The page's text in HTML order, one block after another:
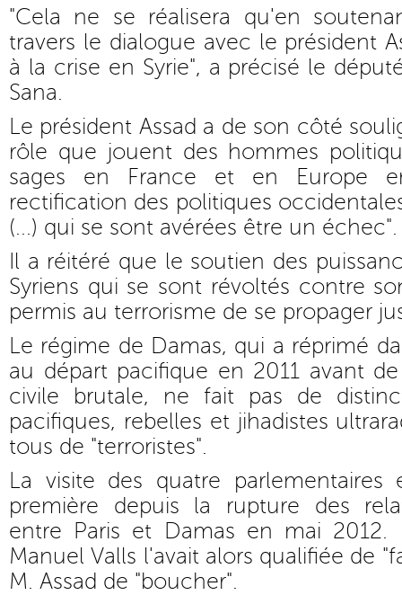
"Cela ne se réalisera qu'en
travers le dialogue avec le président
à la crise en Syrie", a précisé le
Sana.
Le président Assad a de son côté
rôle que jouent des hommes
sages en France et en Europe
rectification des politiques
(...) qui se sont avérées être un échec".
Il a réitéré que le soutien des
Syriens qui se sont révoltés contre
permis au terrorisme de se propager
Le régime de Damas, qui a réprimé
au départ pacifique en 2011 avant
civile brutale, ne fait pas de
pacifiques, rebelles et jihadistes
tous de "terroristes".
La visite des quatre
première depuis la rupture des
entre Paris et Damas en mai 2012.
Manuel Valls l'avait alors qualifiée de
M. Assad de "boucher".